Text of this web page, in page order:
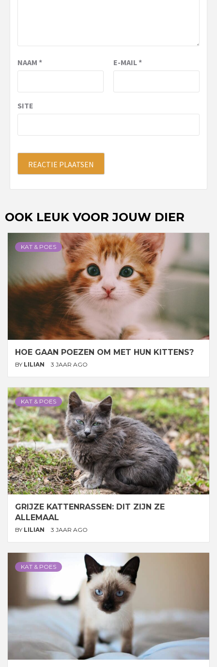
NAAM * E-MAIL*
SITE
OOK LEUK VOOR JOUW DIER
KAT & POES
HOE GAAN POEZEN OM MET HUN KITTENS?
BY LILIAN 3 JAAR AGO
KAT & POES
GRIJZE KATTENRASSEN: DIT ZIJN ZE
ALLEMAAL
BY LILIAN 3 JAAR AGO
KAT & POES